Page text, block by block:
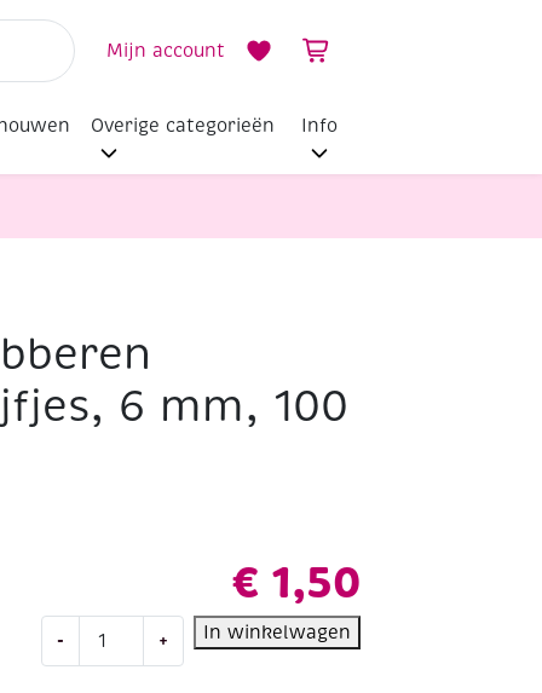
Mijn account
Overige categorieën Info
6 mm, 100
€ 1,50
-
rubberen
+ In winkelwagen